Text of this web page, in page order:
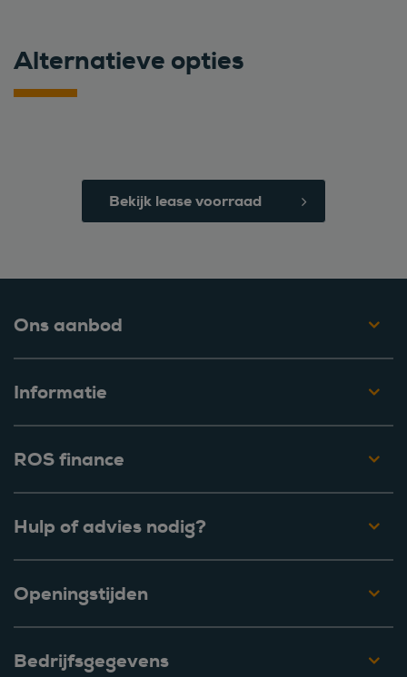
Alternatieve opties
Bekijk lease voorraad
Ons aanbod
Informatie
ROS finance
Hulp of advies nodig?
Openingstijden
Bedrijfsgegevens